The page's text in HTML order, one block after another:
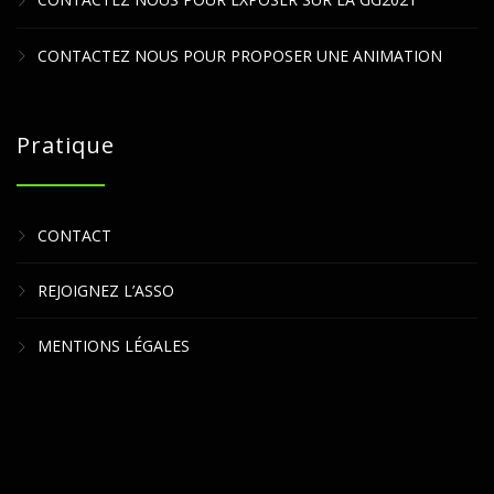
CONTACTEZ NOUS POUR PROPOSER UNE ANIMATION
Pratique
CONTACT
REJOIGNEZ L’ASSO
MENTIONS LÉGALES